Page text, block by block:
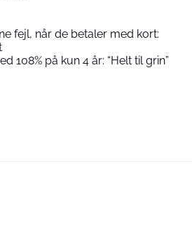
fejl, når de betaler med kort:
108% på kun 4 år: “Helt til grin”